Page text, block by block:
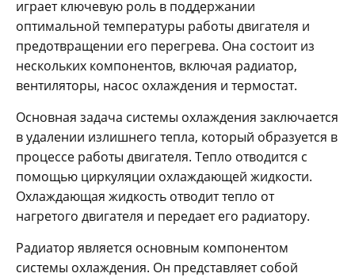
играет ключевую роль в поддержании
оптимальной температуры работы двигателя и
предотвращении его перегрева. Она состоит из
нескольких компонентов, включая радиатор,
вентиляторы, насос охлаждения и термостат.
Основная задача системы охлаждения заключается
в удалении излишнего тепла, который образуется в
процессе работы двигателя. Тепло отводится с
помощью циркуляции охлаждающей жидкости.
Охлаждающая жидкость отводит тепло от
нагретого двигателя и передает его радиатору.
Радиатор является основным компонентом
системы охлаждения. Он представляет собой